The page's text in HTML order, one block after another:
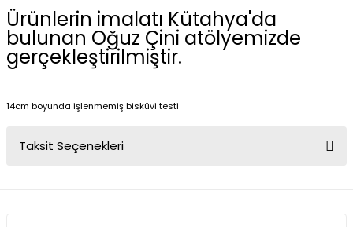
Ürünlerin imalatı Kütahya'da
bulunan Oğuz Çini atölyemizde
gerçekleştirilmiştir.
14cm boyunda işlenmemiş bisküvi testi
Taksit Seçenekleri